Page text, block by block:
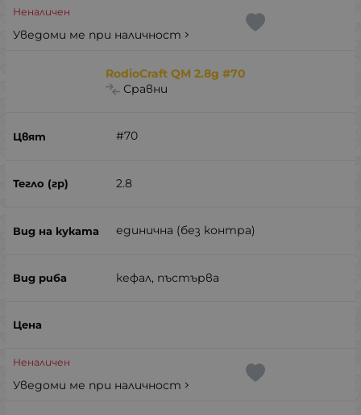
Неналичен
Уведоми ме при наличност
RodioCraft QM 2.8g #70
Сравни
#70
2.8
единична (без контра)
кефал, пъстърва
Неналичен
Уведоми ме при наличност